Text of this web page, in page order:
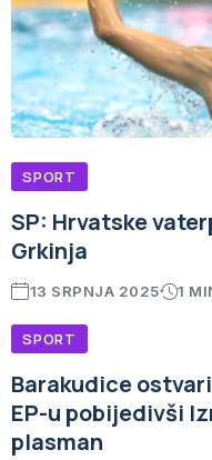
SPORT
SP: Hrvatske
Grkinja
13 SRPNJA 2025 1
SPORT
Barakudice
EP-u pobijedivši
plasman